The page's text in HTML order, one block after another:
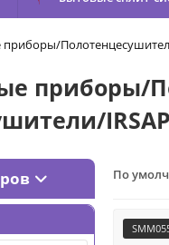
приборы/
IRSAP
По